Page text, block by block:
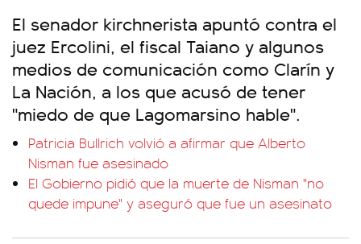
El senador kirchnerista apuntó contra el
juez Ercolini, el fiscal Taiano y algunos
medios de comunicación como Clarín y
La Nación, a los que acusó de tener
"miedo de que Lagomarsino hable".
Patricia Bullrich volvió a afirmar que Alberto
Nisman fue asesinado
El Gobierno pidió que la muerte de Nisman "no
quede impune" y aseguró que fue un asesinato